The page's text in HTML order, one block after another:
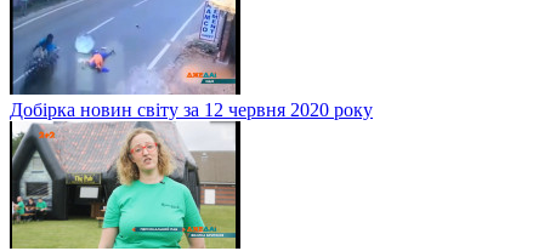
Добірка новин світу за 12 червня 2020 року